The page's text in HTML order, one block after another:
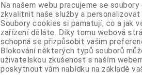
Autor: Irwin Louis
Na našem webu pracujeme se
zkvalitnit naše služby a personalizovat
Soubory cookies si pamatují, co a jak
zařízení děláte. Díky tomu webová
schopná se přizpůsobit vašim
Blokování některých typů souborů
uživatelskou zkušenost s naším
poskytnout vám nabídku na základě